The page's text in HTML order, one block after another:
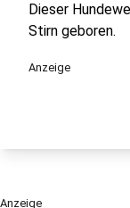
Dieser
Stirn geboren.
Anzeige
Anzeige